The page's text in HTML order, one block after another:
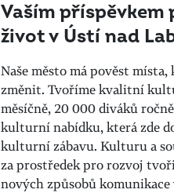
Vaším
život v Ústí nad
Naše město má pověst místa,
změnit. Tvoříme kvalitní
měsíčně, 20 000 diváků
kulturní nabídku, která zde
kulturní zábavu. Kulturu a
za prostředek pro rozvoj
nových způsobů